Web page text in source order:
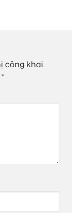
công khai.
*